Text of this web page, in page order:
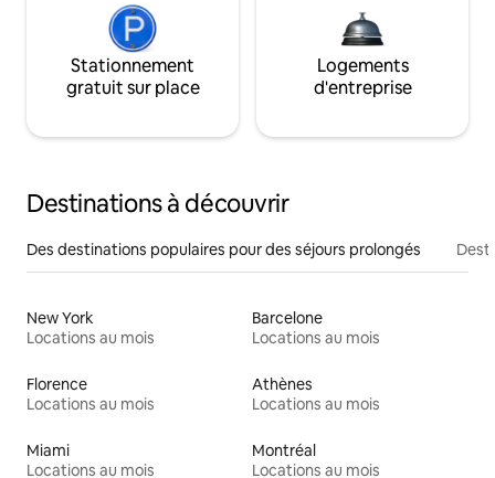
Stationnement
gratuit sur place
Logements
d'entreprise
Destinations à découvrir
Des destinations populaires pour des séjours prolongés
New York
Locations au mois
Barcelone
Locations au mois
Florence
Locations au mois
Athènes
Locations au mois
Miami
Locations au mois
Montréal
Locations au mois